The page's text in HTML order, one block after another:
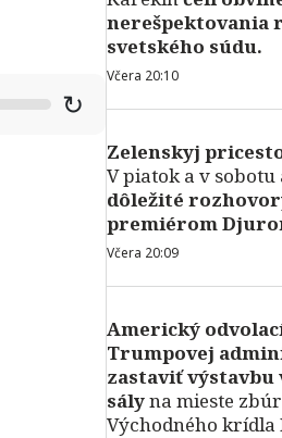
↻
nerešpektovania
svetského súdu.
Včera 20:10
Zelenskyj
V piatok a v sobotu
dôležité
premiérom
Včera 20:09
Americký
Trumpovej
zastaviť výstavbu
sályna mieste
Východného krídla